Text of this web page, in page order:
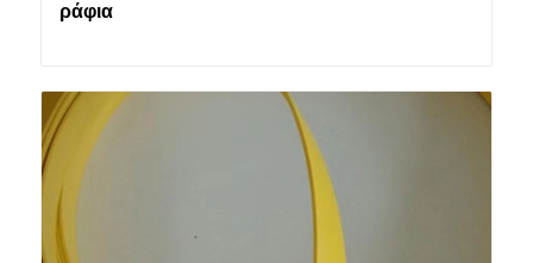
ράφια